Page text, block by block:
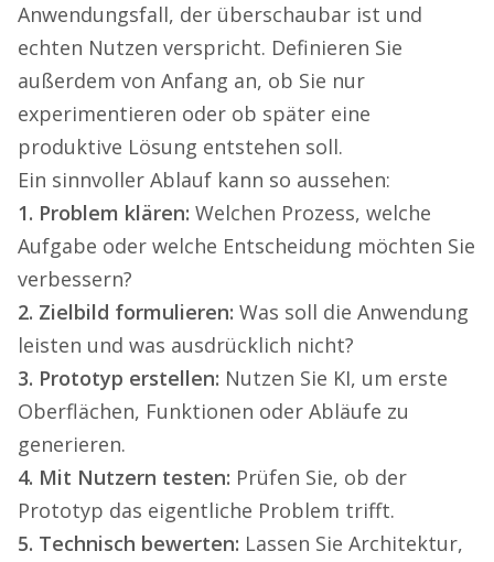
Anwendungsfall, der überschaubar ist und
echten Nutzen verspricht. Definieren Sie
außerdem von Anfang an, ob Sie nur
experimentieren oder ob später eine
produktive Lösung entstehen soll.
Ein sinnvoller Ablauf kann so aussehen:
1. Problem klären: Welchen Prozess, welche
Aufgabe oder welche Entscheidung möchten Sie
verbessern?
2. Zielbild formulieren: Was soll die Anwendung
leisten und was ausdrücklich nicht?
3. Prototyp erstellen: Nutzen Sie KI, um erste
Oberflächen, Funktionen oder Abläufe zu
generieren.
4. Mit Nutzern testen: Prüfen Sie, ob der
Prototyp das eigentliche Problem trifft.
5. Technisch bewerten: Lassen Sie Architektur,